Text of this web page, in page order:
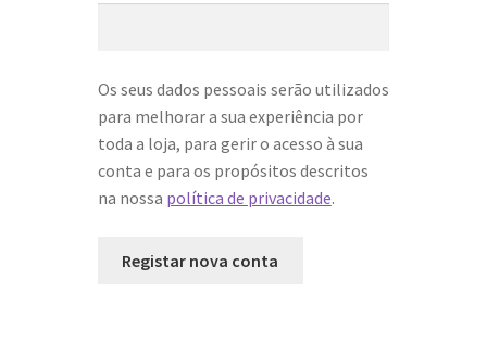
Os seus dados pessoais serão utilizados
para melhorar a sua experiência por
toda a loja, para gerir o acesso à sua
conta e para os propósitos descritos
na nossa política de privacidade.
Registar nova conta